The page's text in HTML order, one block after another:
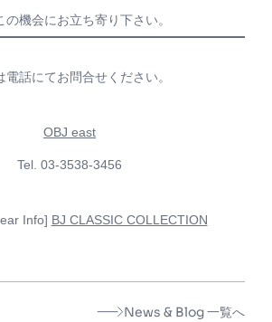
の機会にお立ち寄り下さい。
電話にてお問合せください。
OBJ east
Tel. 03-3538-3456
Info] BJ CLASSIC COLLECTION
News & Blog 一覧へ